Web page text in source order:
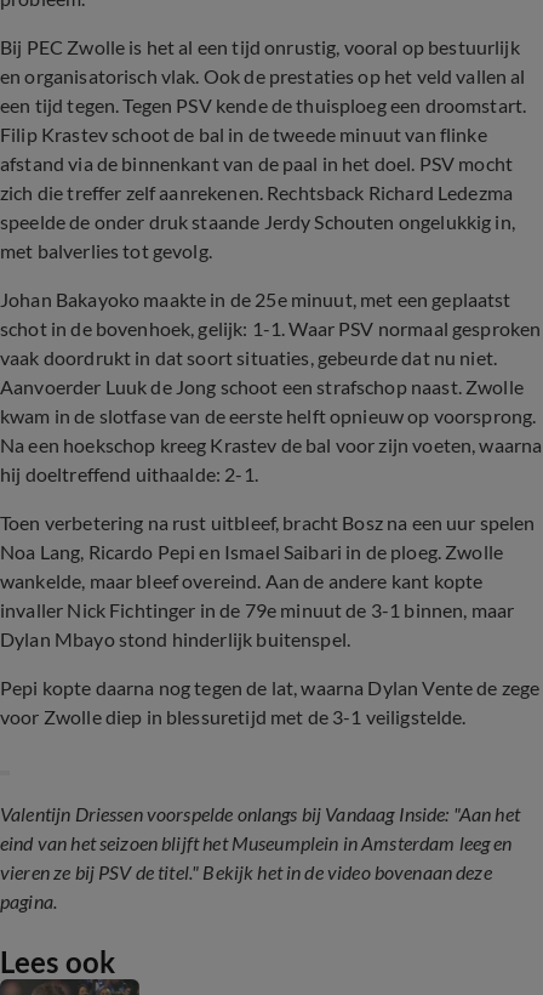
Bij PEC Zwolle is het al een tijd onrustig, vooral op bestuurlijk
en organisatorisch vlak. Ook de prestaties op het veld vallen al
een tijd tegen. Tegen PSV kende de thuisploeg een droomstart.
Filip Krastev schoot de bal in de tweede minuut van flinke
afstand via de binnenkant van de paal in het doel. PSV mocht
zich die treffer zelf aanrekenen. Rechtsback Richard Ledezma
speelde de onder druk staande Jerdy Schouten ongelukkig in,
met balverlies tot gevolg.
Johan Bakayoko maakte in de 25e minuut, met een geplaatst
schot in de bovenhoek, gelijk: 1-1. Waar PSV normaal gesproken
vaak doordrukt in dat soort situaties, gebeurde dat nu niet.
Aanvoerder Luuk de Jong schoot een strafschop naast. Zwolle
kwam in de slotfase van de eerste helft opnieuw op voorsprong.
Na een hoekschop kreeg Krastev de bal voor zijn voeten, waarna
hij doeltreffend uithaalde: 2-1.
Toen verbetering na rust uitbleef, bracht Bosz na een uur spelen
Noa Lang, Ricardo Pepi en Ismael Saibari in de ploeg. Zwolle
wankelde, maar bleef overeind. Aan de andere kant kopte
invaller Nick Fichtinger in de 79e minuut de 3-1 binnen, maar
Dylan Mbayo stond hinderlijk buitenspel.
Pepi kopte daarna nog tegen de lat, waarna Dylan Vente de zege
voor Zwolle diep in blessuretijd met de 3-1 veiligstelde.
Valentijn Driessen voorspelde onlangs bij Vandaag Inside: "Aan het
eind van het seizoen blijft het Museumplein in Amsterdam leeg en
vieren ze bij PSV de titel." Bekijk het in de video bovenaan deze
pagina.
Lees ook